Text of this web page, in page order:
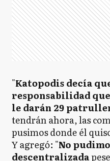
"Katopodis decía
responsabilidad
le darán 29
tendrán ahora, las
pusimos donde él
Y agregó: "No
descentralizada